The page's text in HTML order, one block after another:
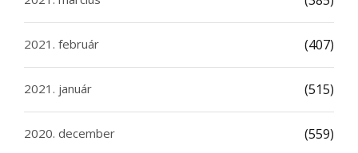
2021. február (407)
2021. január (515)
2020. december (559)